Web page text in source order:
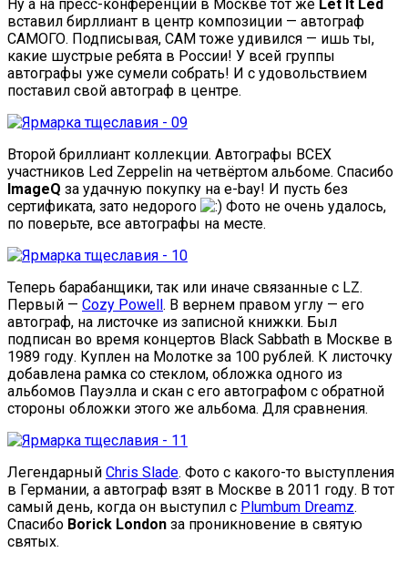
Ну а на пресс-конференции в Москве тот же Let It Led
вставил бирллиант в центр композиции — автограф
САМОГО. Подписывая, САМ тоже удивился — ишь ты,
какие шустрые ребята в России! У всей группы
автографы уже сумели собрать! И с удовольствием
поставил свой автограф в центре.
Второй бриллиант коллекции. Автографы ВСЕХ
участников Led Zeppelin на четвёртом альбоме. Спасибо
ImageQ за удачную покупку на e-bay! И пусть без
сертификата, зато недорого
Фото не очень удалось,
по поверьте, все автографы на месте.
Теперь барабанщики, так или иначе связанные с LZ.
Первый — Cozy Powell. В вернем правом углу — его
автограф, на листочке из записной книжки. Был
подписан во время концертов Black Sabbath в Москве в
1989 году. Куплен на Молотке за 100 рублей. К листочку
добавлена рамка со стеклом, обложка одного из
альбомов Пауэлла и скан с его автографом с обратной
стороны обложки этого же альбома. Для сравнения.
Легендарный Chris Slade. Фото с какого-то выступления
в Германии, а автограф взят в Москве в 2011 году. В тот
самый день, когда он выступил с Plumbum Dreamz.
Спасибо Borick London за проникновение в святую
святых.